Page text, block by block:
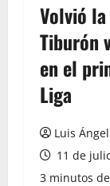
Volvió
Tiburón
en el
Liga
Luis
11 de
3 minutos